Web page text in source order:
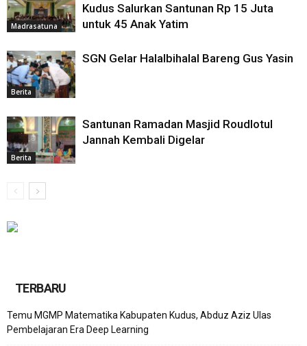
Madrasatuna
Kudus Salurkan Santunan Rp 15 Juta
untuk 45 Anak Yatim
Berita
SGN Gelar Halalbihalal Bareng Gus Yasin
Berita
Santunan Ramadan Masjid Roudlotul
Jannah Kembali Digelar
TERBARU
Temu MGMP Matematika Kabupaten Kudus, Abduz Aziz Ulas
Pembelajaran Era Deep Learning